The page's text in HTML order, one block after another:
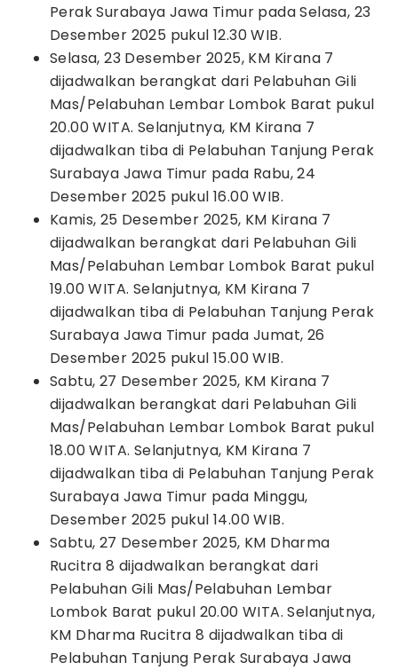
Perak Surabaya Jawa Timur pada Selasa, 23
Desember 2025 pukul 12.30 WIB.
Selasa, 23 Desember 2025, KM Kirana 7
dijadwalkan berangkat dari Pelabuhan Gili
Mas/Pelabuhan Lembar Lombok Barat pukul
20.00 WITA. Selanjutnya, KM Kirana 7
dijadwalkan tiba di Pelabuhan Tanjung Perak
Surabaya Jawa Timur pada Rabu, 24
Desember 2025 pukul 16.00 WIB.
Kamis, 25 Desember 2025, KM Kirana 7
dijadwalkan berangkat dari Pelabuhan Gili
Mas/Pelabuhan Lembar Lombok Barat pukul
19.00 WITA. Selanjutnya, KM Kirana 7
dijadwalkan tiba di Pelabuhan Tanjung Perak
Surabaya Jawa Timur pada Jumat, 26
Desember 2025 pukul 15.00 WIB.
Sabtu, 27 Desember 2025, KM Kirana 7
dijadwalkan berangkat dari Pelabuhan Gili
Mas/Pelabuhan Lembar Lombok Barat pukul
18.00 WITA. Selanjutnya, KM Kirana 7
dijadwalkan tiba di Pelabuhan Tanjung Perak
Surabaya Jawa Timur pada Minggu,
Desember 2025 pukul 14.00 WIB.
Sabtu, 27 Desember 2025, KM Dharma
Rucitra 8 dijadwalkan berangkat dari
Pelabuhan Gili Mas/Pelabuhan Lembar
Lombok Barat pukul 20.00 WITA. Selanjutnya,
KM Dharma Rucitra 8 dijadwalkan tiba di
Pelabuhan Tanjung Perak Surabaya Jawa